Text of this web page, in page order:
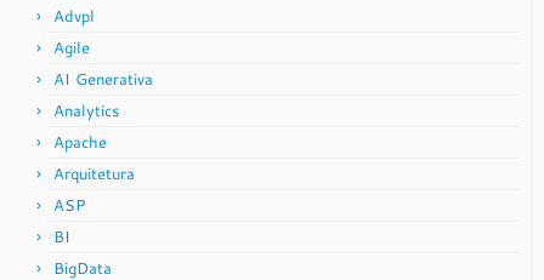
Advpl
Agile
AI Generativa
Analytics
Apache
Arquitetura
ASP
BI
BigData